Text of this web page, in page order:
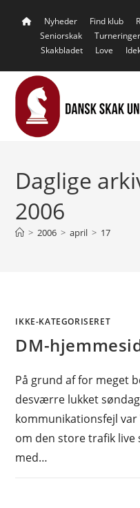
Nyheder Find klub
Seniorskak
Turneringer
Skakbladet
Love
Daglige
2006
> 2006 > april > 17
IKKE-KATEGORISERET
DM-
På grund af for meget
desværre lukket
kommunikationsfejl
om den store trafik live
med…